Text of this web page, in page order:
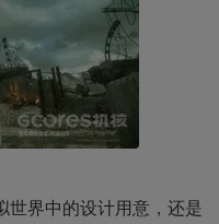
世界中的设计用意，还是